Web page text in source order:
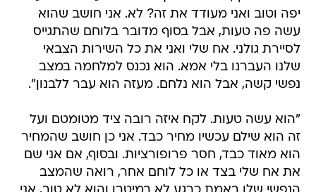
יפה וטוב ואני מעודד את זה? לא. אני חושב שהוא
עשה פה טעות, אבל בסוף מדובר בלוחם שהתגייס
לסיירת גולני. אח שלי ואני את כל השירות הצבאי
שלנו העברנו בלי אמא. הוא נכנס למלחמה במצב
נפשי קשה, אבל הוא נלחם. מעזה הוא עבר ללבנון".
"הוא עשה טעות. לקח איזה רובה ציד מטומטם ועל
זה הוא שילם עכשיו מחיר כבד. אני כן חושב שהמחיר
הוא מאוד כבד, חסר פרופורציות. ובסוף, אם אני שם
את אח שלי בצד או כל לוחם אחר, רואה שהמצב